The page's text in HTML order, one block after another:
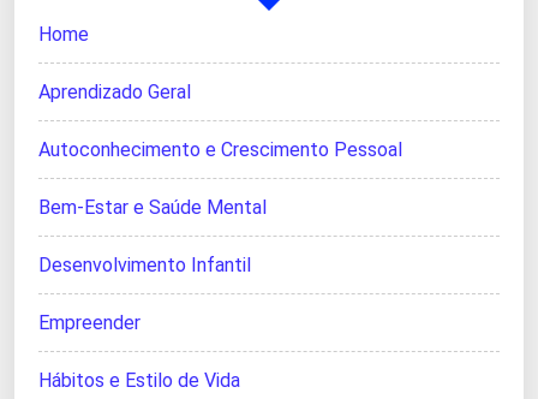
Home
Aprendizado Geral
Autoconhecimento e Crescimento Pessoal
Bem-Estar e Saúde Mental
Desenvolvimento Infantil
Empreender
Hábitos e Estilo de Vida